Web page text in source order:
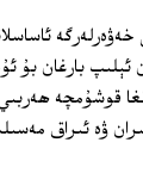
بارغان بۇ
قوشۇمچە
ۋە ئىراق